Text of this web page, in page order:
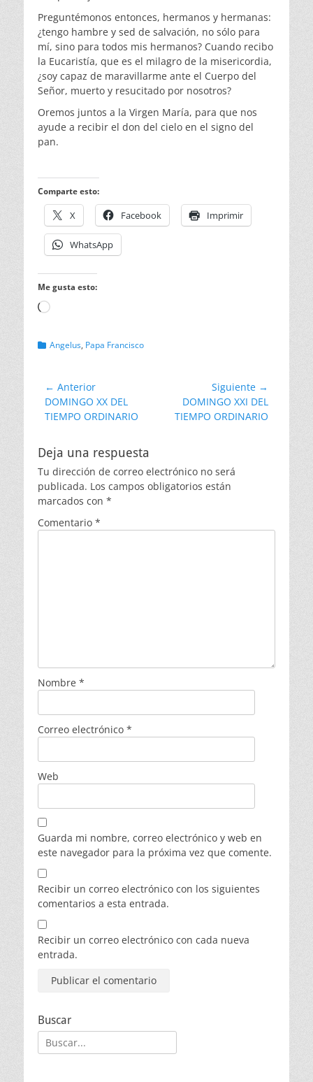
Preguntémonos entonces, hermanos y hermanas:
¿tengo hambre y sed de salvación, no sólo para
mí, sino para todos mis hermanos? Cuando recibo
la Eucaristía, que es el milagro de la misericordia,
¿soy capaz de maravillarme ante el Cuerpo del
Señor, muerto y resucitado por nosotros?
Oremos juntos a la Virgen María, para que nos
ayude a recibir el don del cielo en el signo del
pan.
Comparte esto:
X Facebook Imprimir
WhatsApp
Me gusta esto:
Cargando...
Categorias
Angelus, Papa Francisco
Navegación
de
entradas
← Anterior
Entrada
anterior:
DOMINGO XX DEL
TIEMPO ORDINARIO
Siguiente →
Entrada
siguiente:
DOMINGO XXI DEL
TIEMPO ORDINARIO
Deja una respuesta
Tu dirección de correo electrónico no será
publicada. Los campos obligatorios están
marcados con *
Comentario *
Nombre *
Correo electrónico *
Web
Guarda mi nombre, correo electrónico y web en
este navegador para la próxima vez que comente.
Recibir un correo electrónico con los siguientes
comentarios a esta entrada.
Recibir un correo electrónico con cada nueva
entrada.
Buscar
Buscar: